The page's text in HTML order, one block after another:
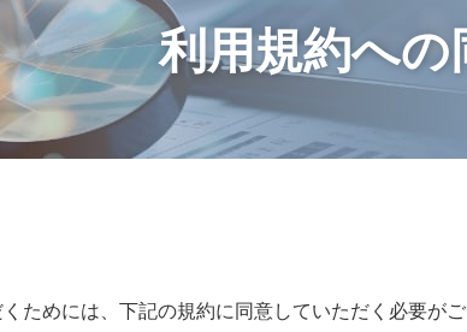
病気を知る
ノーベルファーマとは
会社情報
ノーベルファ
財務ハイライ
ブランド
”一灯”トッ
利用規約への
ためには、下記の規約に同意していただく必要がご